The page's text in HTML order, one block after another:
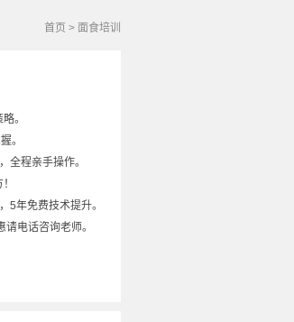
首页 > 面食培训
。
。
全程亲手操作。
5年免费技术提升。
电话咨询老师。